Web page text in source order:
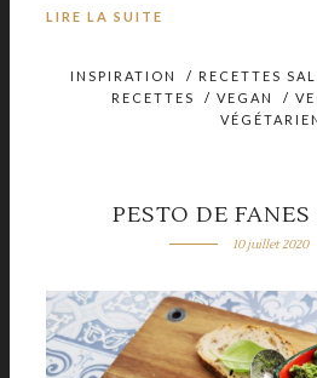
LIRE LA SUITE
INSPIRATION / RECETTES
RECETTES
/ VEGAN /
PESTO DE
10 juillet 2020